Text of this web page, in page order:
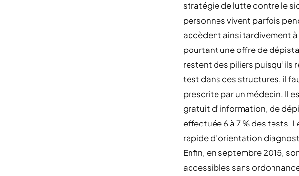
stratégie de lutte contre le
personnes vivent parfois
accèdent ainsi tardivement à
pourtant une offre de
restent des piliers puisqu’ils
test dans ces structures, il
prescrite par un médecin. Il
gratuit d’information, de
effectuée 6 à 7 % des tests.
rapide d’orientation
Enfin, en septembre 2015,
accessibles sans